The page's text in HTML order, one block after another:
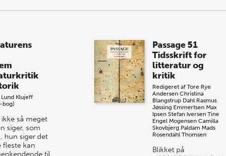
Lund Klujeff
bog)
ikke så meget
siger, som
hun siger det
fleste kan
til
Passage 51
Tidsskrift for
litteratur og
kritik
Redigeret af Tore Rye
Andersen Christina
Blangstrup Dahl Rasmus
Jøssing Emmertsen Max
Ipsen Stefan Iversen Tine
Engel Mogensen Camilla
Skovbjerg Paldam Mads
Rosendahl Thomsen
Blikket på